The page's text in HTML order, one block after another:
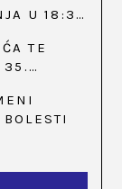
U 18:30
TE
35.